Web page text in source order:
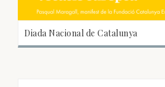
Diada Nacional de Catalunya